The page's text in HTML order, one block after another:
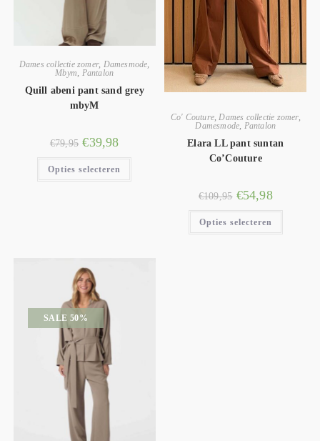
Dames collectie zomer, Damesmode
Mbym
Pantalon
Quill abeni pant sand grey
mbyM
€79,95 €39,98
Opties selecteren
Co' Couture,Dames collectie zomer,
Damesmode, Pantalon
Elara LL pant suntan
Co’Couture
€109,95 €54,98
Opties selecteren
SALE 50%